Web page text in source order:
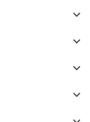



